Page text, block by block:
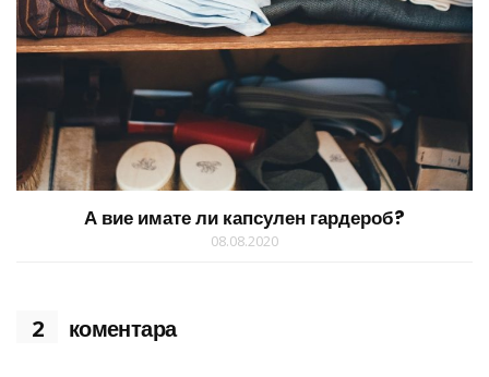
А вие имате ли капсулен гардероб?
08.08.2020
2 коментара